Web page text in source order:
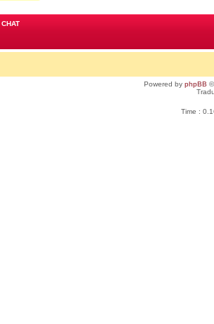
Powered by phpBB
Time :